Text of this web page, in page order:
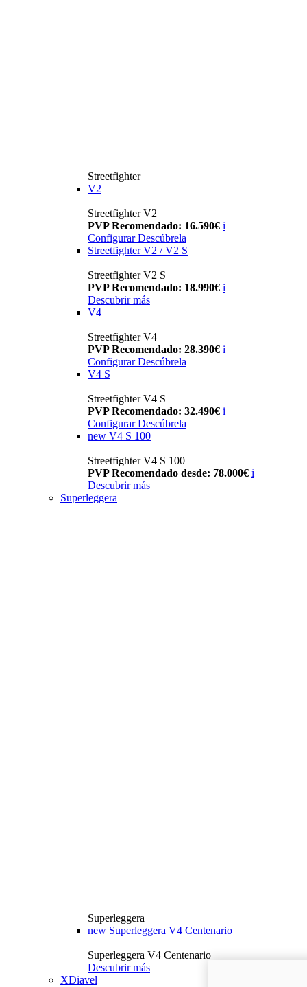
Streetfighter
V2
Streetfighter V2
PVP Recomendado: 16.590€ i
Configurar Descúbrela
Streetfighter V2 / V2 S
Streetfighter V2 S
PVP Recomendado: 18.990€ i
Descubrir más
V4
Streetfighter V4
PVP Recomendado: 28.390€ i
Configurar Descúbrela
V4 S
Streetfighter V4 S
PVP Recomendado: 32.490€ i
Configurar Descúbrela
new V4 S 100
Streetfighter V4 S 100
PVP Recomendado desde: 78.000€ i
Descubrir más
Superleggera
Superleggera
new Superleggera V4 Centenario
Superleggera V4 Centenario
Descubrir más
XDiavel